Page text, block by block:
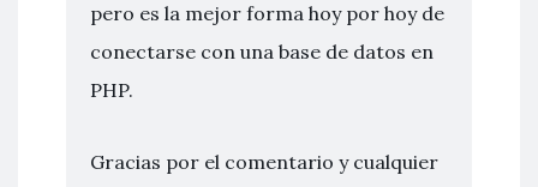
pero es la mejor forma hoy por hoy de
conectarse con una base de datos en
PHP.
Gracias por el comentario y cualquier